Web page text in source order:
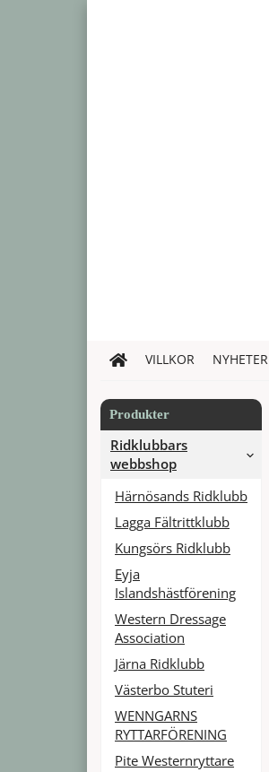
VILLKOR NYHETER
Produkter
Ridklubbars
webbshop
Härnösands Ridklubb
Lagga Fältrittklubb
Kungsörs Ridklubb
Eyja
Islandshästförening
Western Dressage
Association
Järna Ridklubb
Västerbo Stuteri
WENNGARNS
RYTTARFÖRENING
Pite Westernryttare